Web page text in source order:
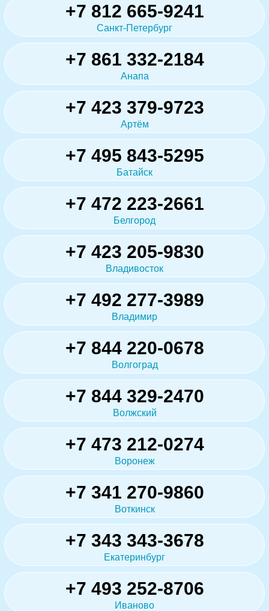
+7 812 665-9241
Санкт-Петербург
+7 861 332-2184
Анапа
+7 423 379-9723
Артём
+7 495 843-5295
Батайск
+7 472 223-2661
Белгород
+7 423 205-9830
Владивосток
+7 492 277-3989
Владимир
+7 844 220-0678
Волгоград
+7 844 329-2470
Волжский
+7 473 212-0274
Воронеж
+7 341 270-9860
Воткинск
+7 343 343-3678
Екатеринбург
+7 493 252-8706
Иваново